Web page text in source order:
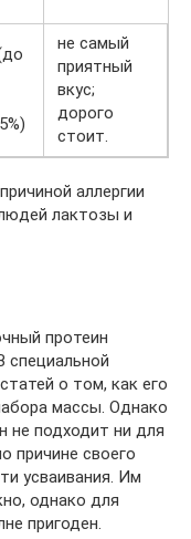
не самый
приятный
вкус;
дорого
стоит.
аллергии
лактозы и
протеин
специальной
о том, как его
массы. Однако
не подходит ни для
причине своего
усваивания. Им
однако для
пригоден.